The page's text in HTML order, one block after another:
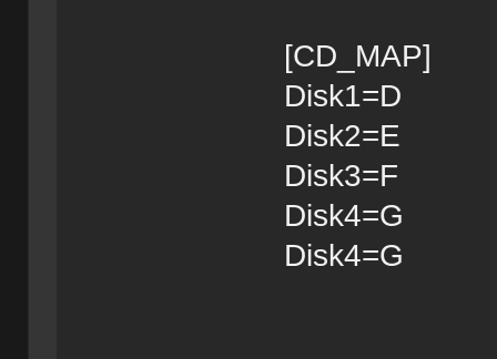
[CD_MAP]
Disk1=D
Disk2=E
Disk3=F
Disk4=G
Disk4=G